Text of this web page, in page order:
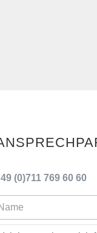
49 (0)711 769 60 60